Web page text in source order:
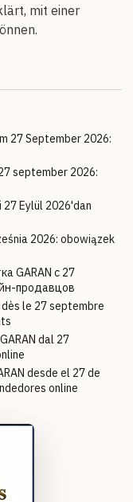
mit einer
27 September 2026:
september 2026:
Eylül 2026'dan
2026: obowiązek
GARAN с 27
продавцов
le 27 septembre
dal 27
desde el 27 de
online